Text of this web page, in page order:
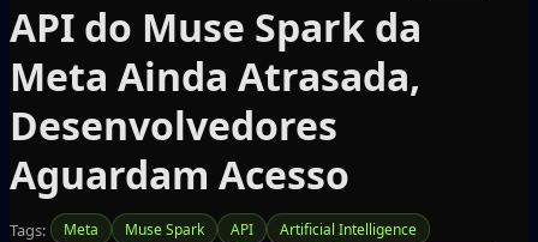
API do Muse Spark da
Meta Ainda Atrasada,
Desenvolvedores
Aguardam Acesso
Tags: Meta Muse Spark API
Artificial Intelligence